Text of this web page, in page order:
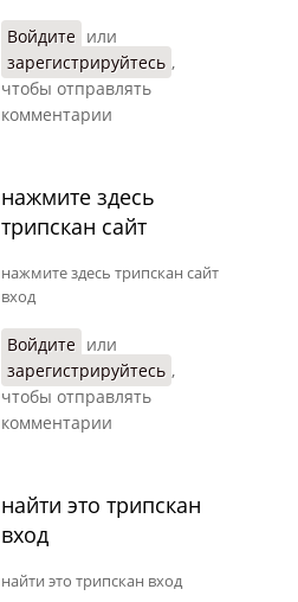
Войдите или
зарегистрируйтесь ,
чтобы отправлять
комментарии
нажмите здесь
трипскан сайт
нажмите здесь трипскан сайт
вход
Войдите или
зарегистрируйтесь ,
чтобы отправлять
комментарии
найти это трипскан
вход
найти это трипскан вход